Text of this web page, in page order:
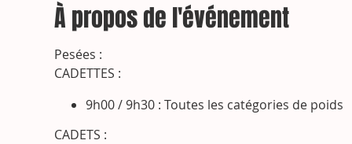
À propos de l'événement
Pesées :
CADETTES :
9h00 / 9h30 : Toutes les catégories de poids
CADETS :